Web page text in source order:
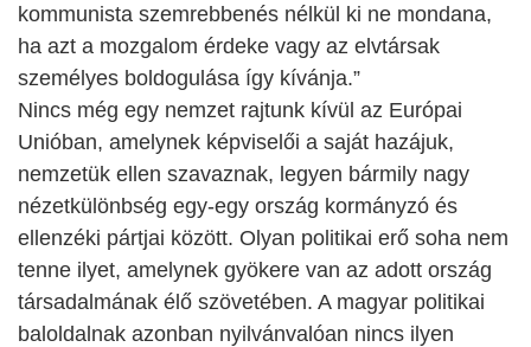
kommunista szemrebbenés nélkül ki ne mondana,
ha azt a mozgalom érdeke vagy az elvtársak
személyes boldogulása így kívánja.”
Nincs még egy nemzet rajtunk kívül az Európai
Unióban, amelynek képviselői a saját hazájuk,
nemzetük ellen szavaznak, legyen bármily nagy
nézetkülönbség egy-egy ország kormányzó és
ellenzéki pártjai között. Olyan politikai erő soha nem
tenne ilyet, amelynek gyökere van az adott ország
társadalmának élő szövetében. A magyar politikai
baloldalnak azonban nyilvánvalóan nincs ilyen